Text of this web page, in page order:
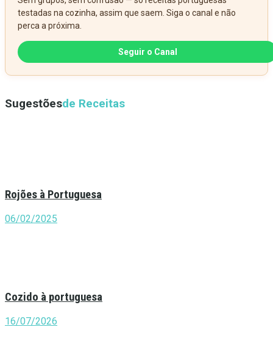
testadas na cozinha, assim que saem. Siga o canal e não
perca a próxima.
Seguir o Canal
Sugestõesde Receitas
Rojões à Portuguesa
06/02/2025
Cozido à portuguesa
16/07/2026